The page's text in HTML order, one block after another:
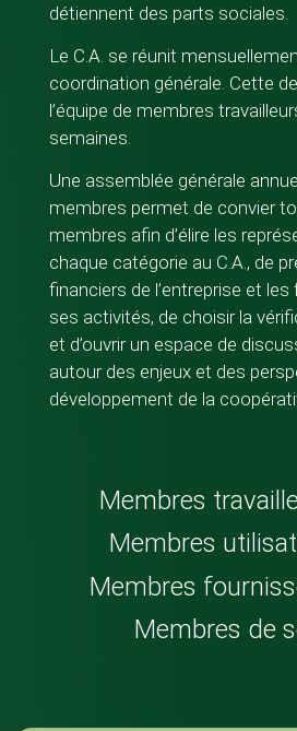
détiennent des parts sociales.
Le C.A. se réunit
coordination générale. Cette
l’équipe de membres
semaines.
Une assemblée générale
membres permet de convier
membres afin d’élire les
chaque catégorie au C.A., de
financiers de l’entreprise et
ses activités, de choisir la
et d’ouvrir un espace de
autour des enjeux et des
développement de la
Membres
Membres
Membres
Membres de